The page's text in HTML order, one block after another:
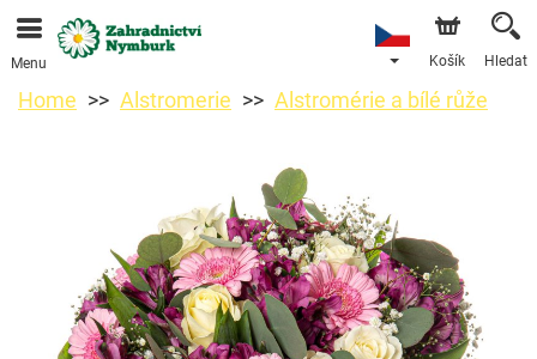
Objednávky přes e-shop přijímáme. Nejbližší možné
doručení je od 11.8.2026 z důvodu dovolené.
Menu Košík Hledat
Home Alstromerie Alstromérie a bílé růže